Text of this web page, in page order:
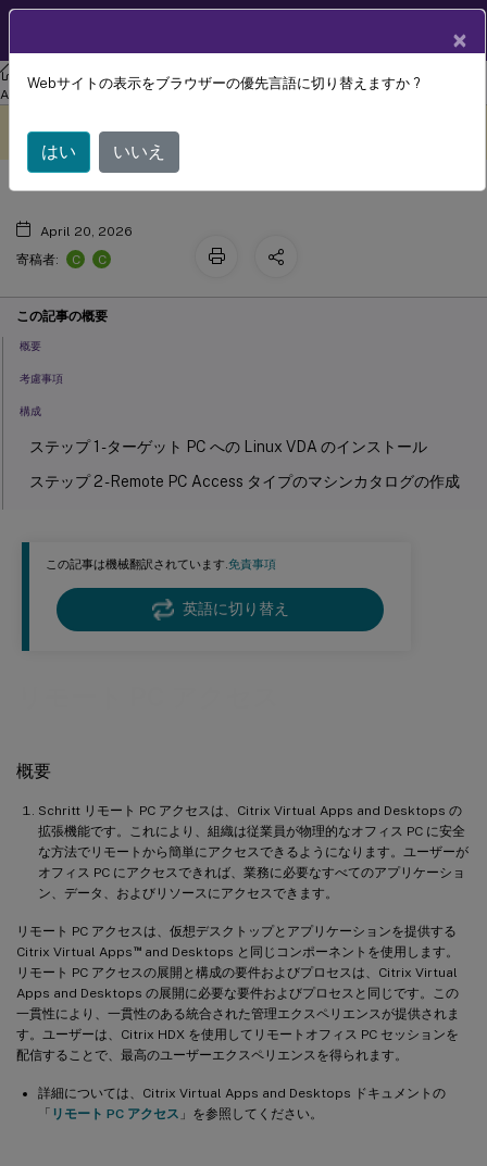
リナックス バーチャル デリバリー エージェント
Linux Virtual Delivery
Agent 2402 LTSR
この記事は機械翻訳されています.免責事項
英語に切り替え
概要
Schritt リモート PC アクセスは、Citrix Virtual Apps and Desktops の
拡張機能です。これにより、組織は従業員が物理的なオフィス PC に安全
な方法でリモートから簡単にアクセスできるようになります。ユーザーが
オフィス PC にアクセスできれば、業務に必要なすべてのアプリケーショ
ン、データ、およびリソースにアクセスできます。
リモート PC アクセスは、仮想デスクトップとアプリケーションを提供する
Citrix Virtual Apps ™and Desktops と同じコンポーネントを使用します。
リモート PC アクセスの展開と構成の要件およびプロセスは、Citrix Virtual
Apps and Desktops の展開に必要な要件およびプロセスと同じです。この
一貫性により、一貫性のある統合された管理エクスペリエンスが提供されま
す。ユーザーは、Citrix HDX を使用してリモートオフィス PC セッションを
配信することで、最高のユーザーエクスペリエンスを得られます。
詳細については、Citrix Virtual Apps and Desktops ドキュメントの
「 リモート PC アクセス 」を参照してください。
翻訳されています。
リモート PC アクセス
April 20, 2026
寄稿者:
C C
この記事の概要
概要
考慮事項
構成
ステップ 1 - ターゲット PC への Linux VDA のインストール
ステップ 2 - Remote PC Access タイプのマシンカタログの作成
用できるようにするデリバリーグループの作成
Wake on LAN機能
システム要件
×
Webサイトの表示をブラウザーの優先言語に切り替えますか ?
はい いいえ